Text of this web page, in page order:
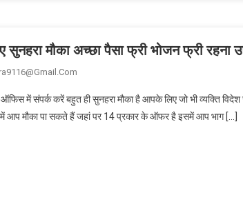
सुनहरा मौका अच्छा पैसा फ्री भोजन फ्री रहना
में संपर्क करें बहुत ही सुनहरा मौका है आपके लिए जो भी व्यक्ति
आप मौका पा सकते हैं जहां पर 14 प्रकार के ऑफर है इसमें आप भाग […]